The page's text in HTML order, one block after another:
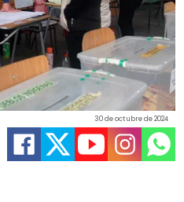
30 de octubre de 2024